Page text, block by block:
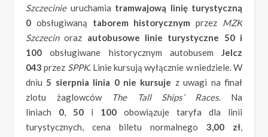
Szczecinieuruchamia tramwajową linię turystyczną
0 obsługiwaną taborem historycznym przez MZK
Szczecinoraz autobusowe linie turystyczne 50 i
100 obsługiwane historycznym autobusem Jelcz
043 przez SPPK. Linie kursują wyłącznie w niedziele. W
dniu5 sierpnia linia 0 nie kursuje z uwagi na finał
zlotu żaglowców
The Tall Ships’ Races. Na
liniach 0, 50 i 100 obowiązuje taryfa dla linii
turystycznych, cena biletu normalnego 3,00 zł,